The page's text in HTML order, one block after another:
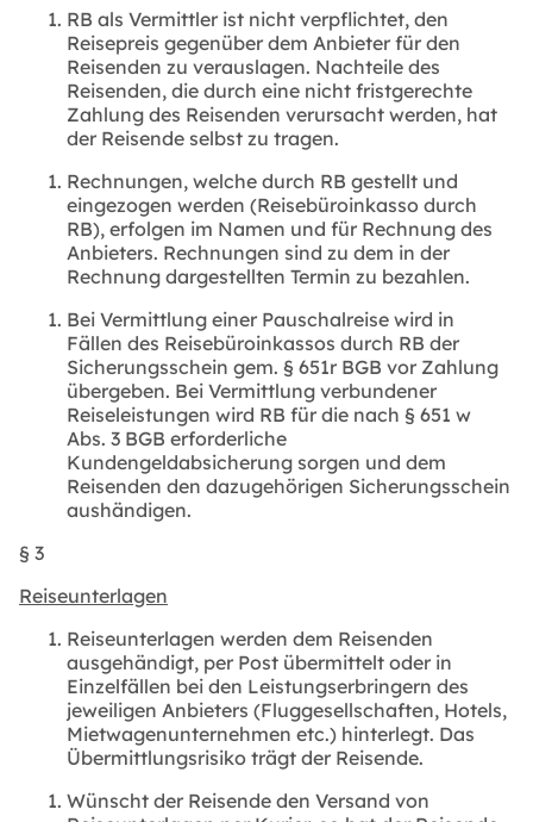
RB als Vermittler ist nicht verpflichtet, den
Reisepreis gegenüber dem Anbieter für den
Reisenden zu verauslagen. Nachteile des
Reisenden, die durch eine nicht fristgerechte
Zahlung des Reisenden verursacht werden, hat
der Reisende selbst zu tragen.
Rechnungen, welche durch RB gestellt und
eingezogen werden (Reisebüroinkasso durch
RB), erfolgen im Namen und für Rechnung des
Anbieters. Rechnungen sind zu dem in der
Rechnung dargestellten Termin zu bezahlen.
Bei Vermittlung einer Pauschalreise wird in
Fällen des Reisebüroinkassos durch RB der
Sicherungsschein gem. § 651r BGB vor Zahlung
übergeben. Bei Vermittlung verbundener
Reiseleistungen wird RB für die nach § 651 w
Abs. 3 BGB erforderliche
Kundengeldabsicherung sorgen und dem
Reisenden den dazugehörigen Sicherungsschein
aushändigen.
§ 3
Reiseunterlagen
Reiseunterlagen werden dem Reisenden
ausgehändigt, per Post übermittelt oder in
Einzelfällen bei den Leistungserbringern des
jeweiligen Anbieters (Fluggesellschaften, Hotels,
Mietwagenunternehmen etc.) hinterlegt. Das
Übermittlungsrisiko trägt der Reisende.
Wünscht der Reisende den Versand von